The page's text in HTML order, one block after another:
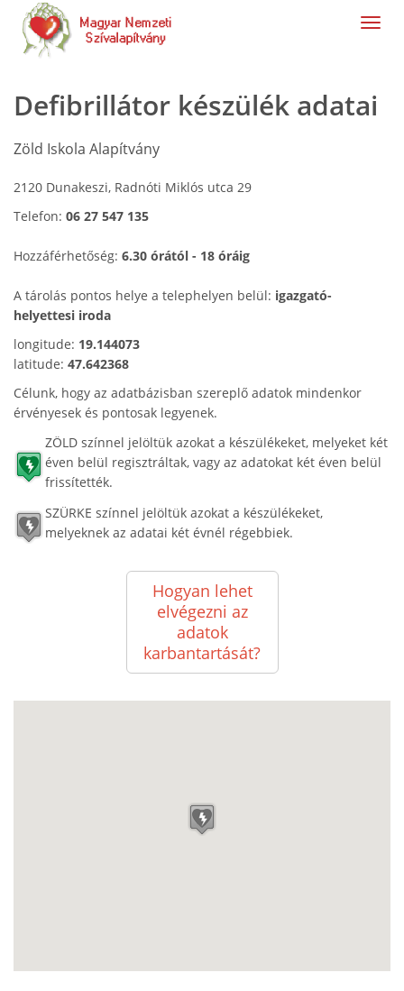
Defibrillátor készülék adatai
Zöld Iskola Alapítvány
2120 Dunakeszi, Radnóti Miklós utca 29
Telefon: 06 27 547 135
Hozzáférhetőség: 6.30 órától - 18 óráig
A tárolás pontos helye a telephelyen belül: igazgató-
helyettesi iroda
longitude: 19.144073
latitude: 47.642368
Célunk, hogy az adatbázisban szereplő adatok mindenkor
érvényesek és pontosak legyenek.
ZÖLD színnel jelöltük azokat a készülékeket, melyeket két
éven belül regisztráltak, vagy az adatokat két éven belül
frissítették.
SZÜRKE színnel jelöltük azokat a készülékeket,
melyeknek az adatai két évnél régebbiek.
Hogyan lehet
elvégezni az
adatok
karbantartását?